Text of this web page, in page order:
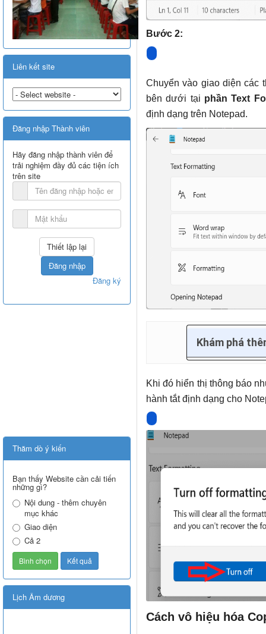
Bước 2:
Chuyển vào giao diện các
bên dưới tại phần Text
định dạng trên Notepad.
Khám phá
Khi đó hiển thị thông báo
hành tắt định dạng cho
Cách vô hiệu hóa
Liên kết site
Đăng nhập Thành viên
Hãy đăng nhập thành viên để
trải nghiệm đầy đủ các tiện ích
trên site
Đăng nhập
Đăng ký
Thăm dò ý kiến
Bạn thấy Website cần cải tiến
những gì?
Nội dung - thêm chuyên
mục khác
Giao diện
Cả 2
Lịch Âm dương